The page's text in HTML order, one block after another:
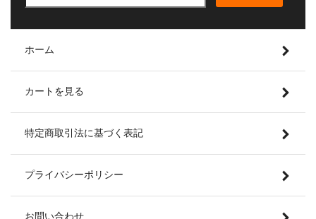
ホーム
カートを見る
特定商取引法に基づく表記
プライバシーポリシー
お問い合わせ